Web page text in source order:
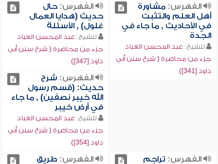
الفهرس:مشاورة
أهل العلم والتثبت
في الأحاديث , ما جاء في
الجدة
للشيخ: عبد المحسن العباد
جزء من محاضرة ( شرح سنن أبي
داود [341])
الفهرس:حال
حديث (هدايا العمال
غلول) , الأسئلة
للشيخ: عبد المحسن العباد
جزء من محاضرة ( شرح سنن أبي
داود [347])
الفهرس: شرح
حديث: (قسم رسول
الله خيبر نصفين) , ما جاء
في أرض خيبر
للشيخ: عبد المحسن العباد
جزء من محاضرة ( شرح سنن أبي
داود [354])
الفهرس: تراجم
الفهرس: طريق